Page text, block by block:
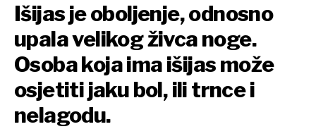
Išijas je oboljenje, odnosno
upala velikog živca noge.
Osoba koja ima išijas može
osjetiti jaku bol, ili trnce i
nelagodu.